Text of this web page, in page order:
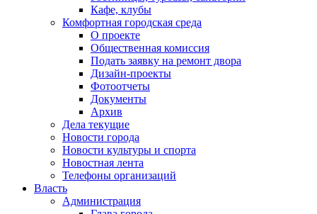
Кафе, клубы
Комфортная городская среда
О проекте
Общественная комиссия
Подать заявку на ремонт двора
Дизайн-проекты
Фотоотчеты
Документы
Архив
Дела текущие
Новости города
Новости культуры и спорта
Новостная лента
Телефоны организаций
Власть
Администрация